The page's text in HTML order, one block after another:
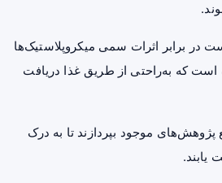
به نام سیانیدین ۳ گلوکوزید، ممکن است در برابر اثرات سمی میکروپلاستیک‌ها
که به‌راحتی از طریق غذا دریافت
پژوهش‌های موجود بپردازند تا به درک
یابند.